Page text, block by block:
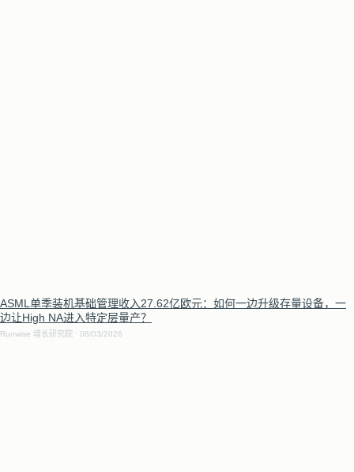
ASML单季装机基础管理收入27.62亿欧元：如何一边升级存量设备，一
边让High NA进入特定层量产？
Runwise 增长研究院 08/03/2026